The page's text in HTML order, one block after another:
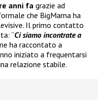
anni fa grazie ad
che BigMama ha
Il primo contatto
“Ci siamo incontrate a
ha raccontato a
iniziato a frequentarsi
relazione stabile.